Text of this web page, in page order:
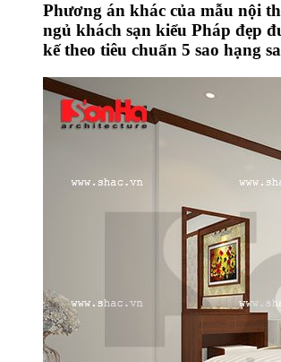
Phương án khác của mẫu nội
ngủ khách sạn kiểu Pháp đẹp
kế theo tiêu chuẩn 5 sao hạng